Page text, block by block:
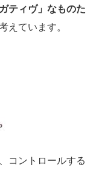
ガティヴ」なものた
えています。
コントロールする